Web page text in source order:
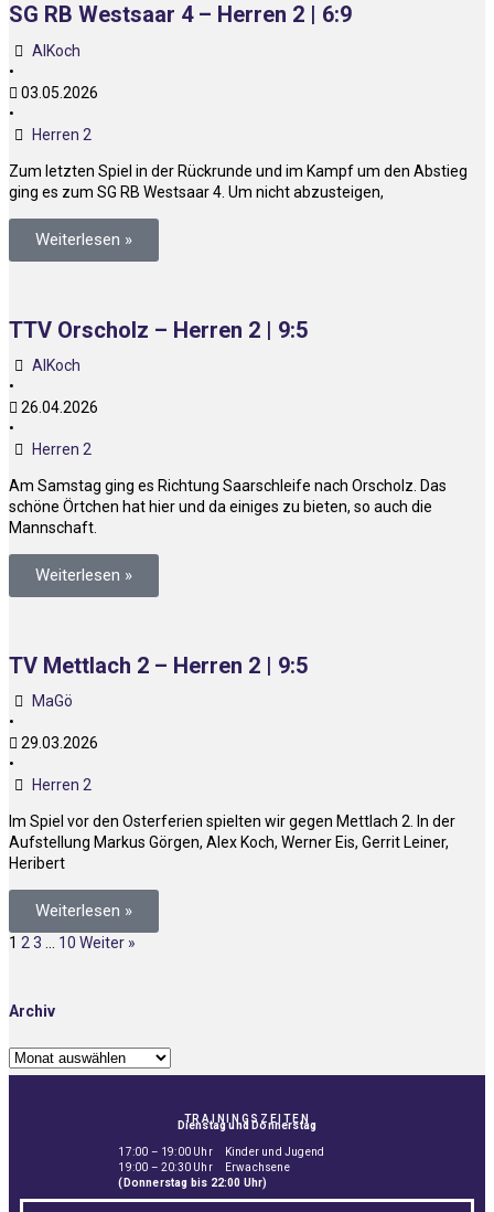
SG RB Westsaar 4 – Herren 2 | 6:9
AlKoch
•
03.05.2026
•
Herren 2
Zum letzten Spiel in der Rückrunde und im Kampf um den Abstieg
ging es zum SG RB Westsaar 4. Um nicht abzusteigen,
Weiterlesen »
TTV Orscholz – Herren 2 | 9:5
AlKoch
•
26.04.2026
•
Herren 2
Am Samstag ging es Richtung Saarschleife nach Orscholz. Das
schöne Örtchen hat hier und da einiges zu bieten, so auch die
Mannschaft.
Weiterlesen »
TV Mettlach 2 – Herren 2 | 9:5
MaGö
•
29.03.2026
•
Herren 2
Im Spiel vor den Osterferien spielten wir gegen Mettlach 2. In der
Aufstellung Markus Görgen, Alex Koch, Werner Eis, Gerrit Leiner,
Heribert
Weiterlesen »
1 23 … 10 Weiter »
Archiv
TRAININGSZEITEN
Dienstag und Donnerstag
17:00 – 19:00 Uhr Kinder und Jugend
19:00 – 20:30 Uhr Erwachsene
(Donnerstag bis 22:00 Uhr)